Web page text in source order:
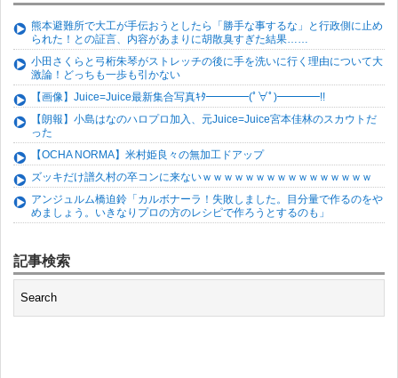
熊本避難所で大工が手伝おうとしたら「勝手な事するな」と行政側に止め
られた！との証言、内容があまりに胡散臭すぎた結果……
小田さくらと弓桁朱琴がストレッチの後に手を洗いに行く理由について大
激論！どっちも一歩も引かない
【画像】Juice=Juice最新集合写真ｷﾀ━━━━(ﾟ∀ﾟ)━━━━!!
【朗報】小島はなのハロプロ加入、元Juice=Juice宮本佳林のスカウトだ
った
【OCHA NORMA】米村姫良々の無加工ドアップ
ズッキだけ譜久村の卒コンに来ないｗｗｗｗｗｗｗｗｗｗｗｗｗｗｗｗ
アンジュルム橋迫鈴「カルボナーラ！失敗しました。目分量で作るのをや
めましょう。いきなりプロの方のレシピで作ろうとするのも」
記事検索